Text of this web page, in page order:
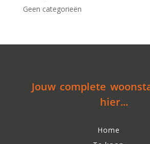
Geen categorieën
Jouw complete
hier...
Home